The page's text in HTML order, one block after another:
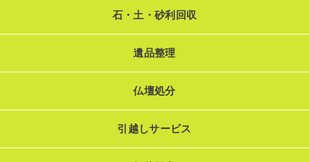
石・土・砂利回収
遺品整理
仏壇処分
引越しサービス